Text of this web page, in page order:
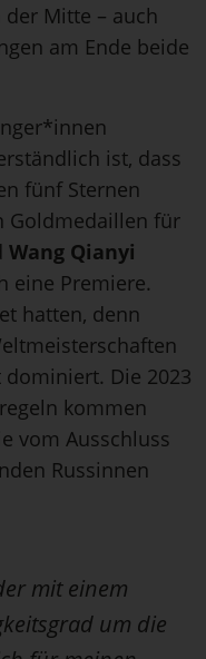
Mitte – auch
am Ende beide
ist, dass
fünf Sternen
Goldmedaillen für
Wang Qianyi
eine Premiere.
hatten, denn
Die 2023
kommen
vom Ausschluss
Russinnen
mit einem
um die